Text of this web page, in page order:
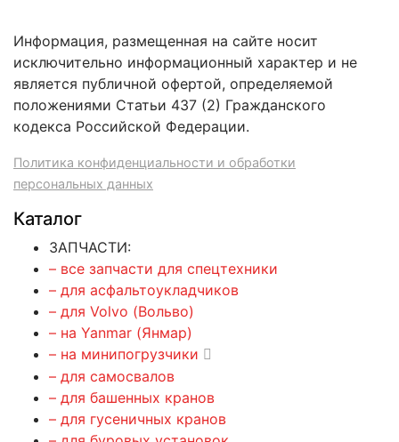
Информация, размещенная на сайте носит
исключительно информационный характер и не
является публичной офертой, определяемой
положениями Статьи 437 (2) Гражданского
кодекса Российской Федерации.
Политика конфиденциальности и обработки
персональных данных
Каталог
ЗАПЧАСТИ:
– все запчасти для спецтехники
– для асфальтоукладчиков
– для Volvo (Вольво)
– на Yanmar (Янмар)
– на минипогрузчики
– для самосвалов
– для башенных кранов
– для гусеничных кранов